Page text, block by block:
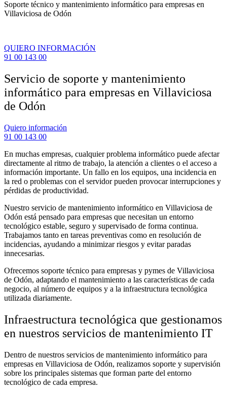
Soporte técnico y mantenimiento informático para empresas en
Villaviciosa de Odón
QUIERO INFORMACIÓN
91 00 143 00
Servicio de soporte y mantenimiento
informático para empresas en Villaviciosa
de Odón
Quiero información
91 00 143 00
En muchas empresas, cualquier problema informático puede afectar
directamente al ritmo de trabajo, la atención a clientes o el acceso a
información importante. Un fallo en los equipos, una incidencia en
la red o problemas con el servidor pueden provocar interrupciones y
pérdidas de productividad.
Nuestro servicio de mantenimiento informático en Villaviciosa de
Odón está pensado para empresas que necesitan un entorno
tecnológico estable, seguro y supervisado de forma continua.
Trabajamos tanto en tareas preventivas como en resolución de
incidencias, ayudando a minimizar riesgos y evitar paradas
innecesarias.
Ofrecemos soporte técnico para empresas y pymes de Villaviciosa
de Odón, adaptando el mantenimiento a las características de cada
negocio, al número de equipos y a la infraestructura tecnológica
utilizada diariamente.
Infraestructura tecnológica que gestionamos
en nuestros servicios de mantenimiento IT
Dentro de nuestros servicios de mantenimiento informático para
empresas en Villaviciosa de Odón, realizamos soporte y supervisión
sobre los principales sistemas que forman parte del entorno
tecnológico de cada empresa.